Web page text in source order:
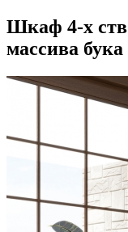
Шкаф 4-х
массива бука